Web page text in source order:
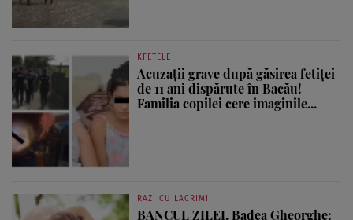
KFETELE
Acuzații grave după găsirea fetiței
de 11 ani dispărute în Bacău!
Familia copilei cere imaginile...
RAZI CU LACRIMI
BANCUL ZILEI. Badea Gheorghe: